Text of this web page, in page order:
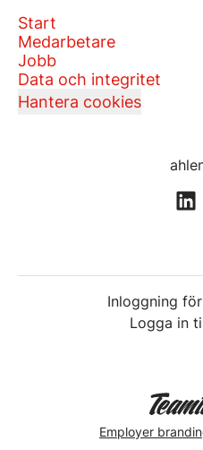
Start
Medarbetare
Jobb
Data och integritet
Hantera cookies
Inloggning
Logga in
Employer